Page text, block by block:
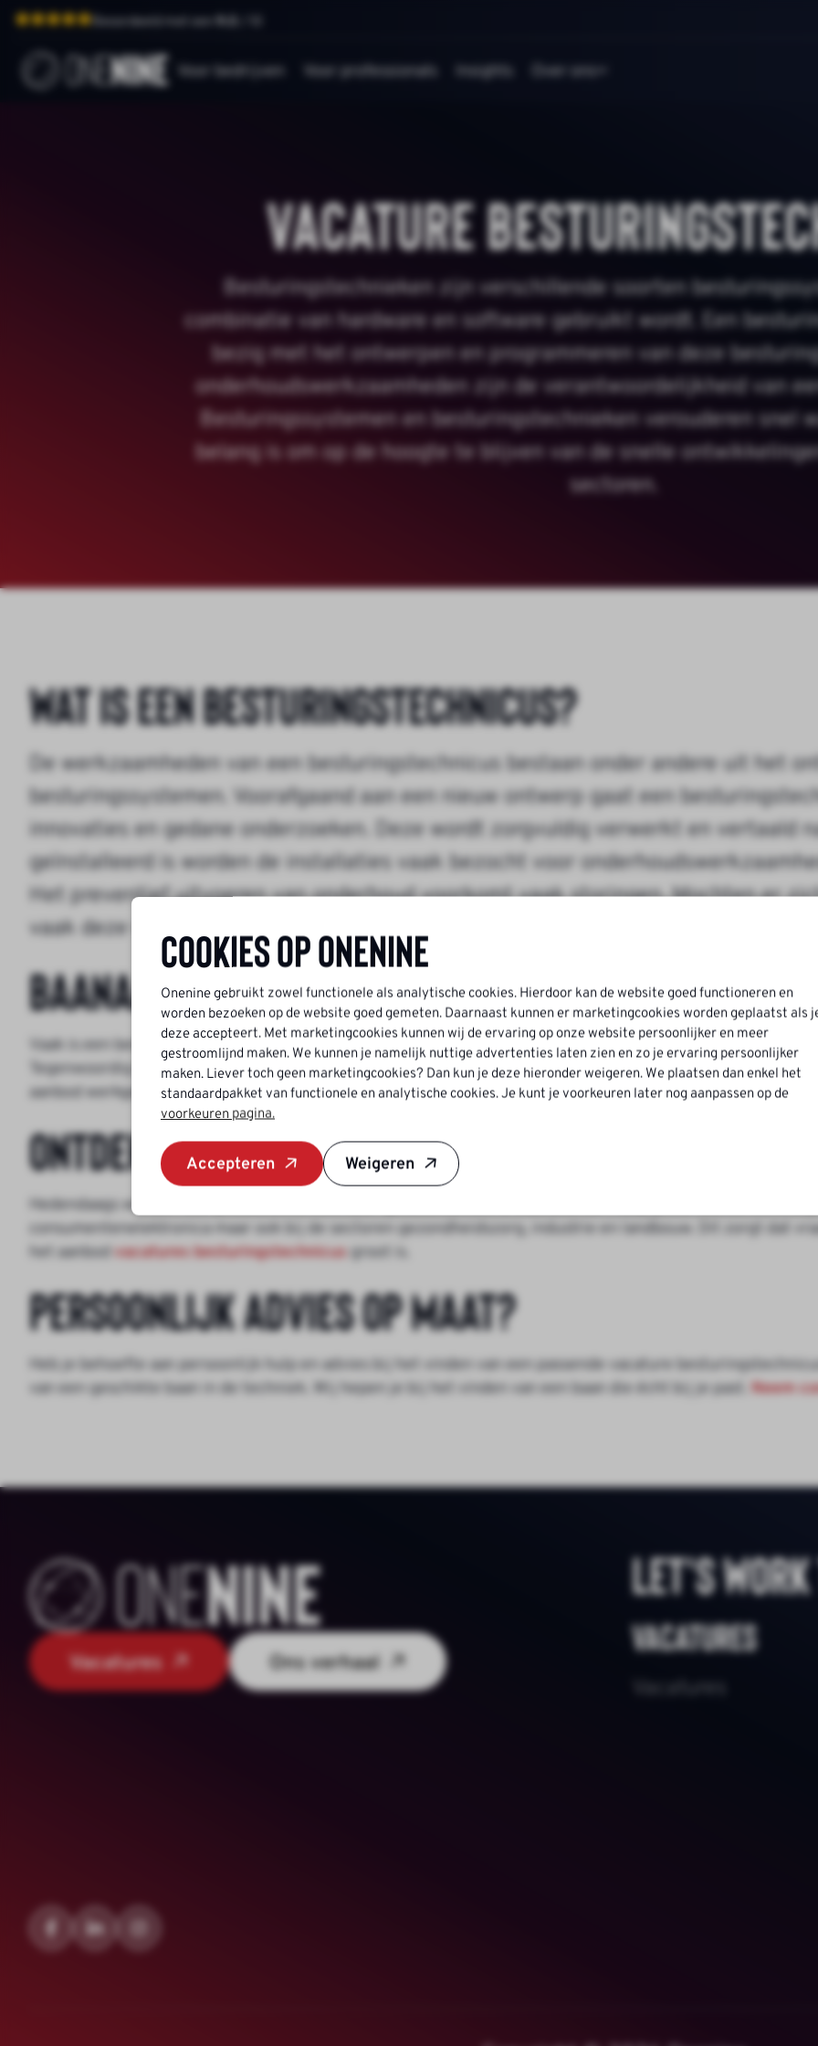
Beoordeeld met een 9.0
Voor bedrijven Voor professionals Insights Over ons
Vacature
Besturingstechnieken zijn verschillende soorten
combinatie van hardware en software gebruikt wordt. Een
bezig met het ontwerpen en programmeren van deze
onderhoudswerkzaamheden zijn de verantwoordelijkheid van
Besturingssystemen en besturingstechnieken verouderen snel
belang is om op de hoogte te blijven van de snelle
sectoren.
Wat is een besturingstechnicus?
De werkzaamheden van een besturingstechnicus bestaan onder andere uit het
besturingssystemen. Voorafgaand aan een nieuw ontwerp gaat een
innovaties en gedane onderzoeken. Deze wordt zorgvuldig verwerkt en vertaald
geïnstalleerd is worden de installaties vaak bezocht voor
Het preventief uitvoeren van onderhoud voorkomt vaak storingen. Mochten er
vaak deze verholpen door een besturingstechnicus.
Baanaanbod in de techniek
Vaak is een besturingstechnicus werkzaam voor een bedrijf in de besturingstechniek, machines,
Tegenwoordig hebben grote bouwbedrijven hun eigen besturingstechnicus in dienst. Door de vele
aanbod werkgevers groot.
Ontdek alle vacatures besturingstechnicus
Hedendaags worden veel producten en diensten geautomatiseerd waardoor de vraag groter wordt. De
consumentenelektronica maar ook bij de sectoren gezondheidszorg, industrie en landbouw. Dit zorgt dat
het aanbodvacatures besturingstechnicusgroot is.
Persoonlijk advies op maat?
Heb je behoefte aan persoonlijk hulp en advies bij het vinden van een passende vacature
van een geschikte baan in de techniek. Wij hepen je bij het vinden van een baan die écht bij je past. Neem
Vacatures Ons verhaal
Let's
Vacatures
Vacatures
Cookies op Onenine
Onenine gebruikt zowel functionele als analytische cookies. Hierdoor kan de website goed functioneren en
worden bezoeken op de website goed gemeten. Daarnaast kunnen er marketingcookies worden geplaatst als
deze accepteert. Met marketingcookies kunnen wij de ervaring op onze website persoonlijker en meer
gestroomlijnd maken. We kunnen je namelijk nuttige advertenties laten zien en zo je ervaring persoonlijker
maken. Liever toch geen marketingcookies? Dan kun je deze hieronder weigeren. We plaatsen dan enkel het
standaardpakket van functionele en analytische cookies. Je kunt je voorkeuren later nog aanpassen op de
voorkeuren pagina.
Accepteren Weigeren